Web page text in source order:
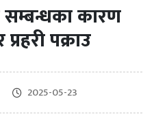
सम्बन्धका कारण
पक्राउ
2025-05-23